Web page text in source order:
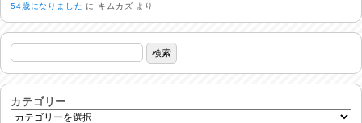
非常時には…
2026/08/01
生活支援情報
54歳になりました に キムカズ より
カテゴリー